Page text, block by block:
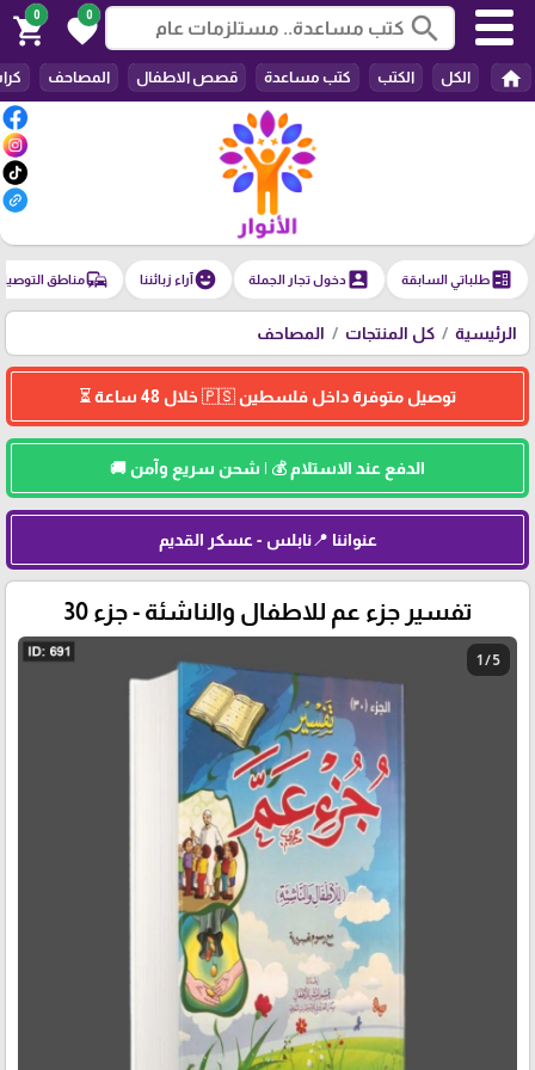
search
0
favorite
0
shopping_cart
home الكل الكتب كتب مساعدة قصص الاطفال المصاحف
ballotطلباتي السابقة account_boxدخول تجار الجملة emoji_emotionsآراء زبائننا commuteمناطق
الرئيسية كل المنتجات المصاحف
توصيل متوفرة داخل فلسطين 🇵🇸 خلال 48 ساعة ⏳
الدفع عند الاستلام 💰 | شحن سريع وآمن 🚚
عنواننا 📍نابلس - عسكر القديم
تفسير جزء عم للاطفال والناشئة - جزء 30
1 / 5